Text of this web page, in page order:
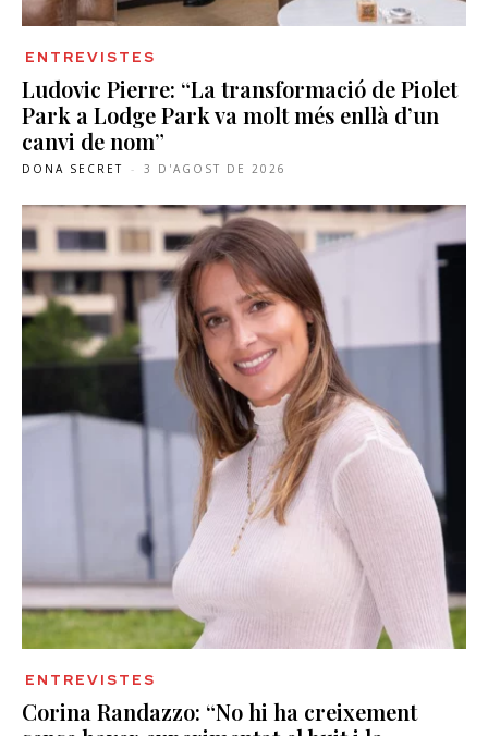
ENTREVISTES
Ludovic Pierre: “La transformació de Piolet
Park a Lodge Park va molt més enllà d’un
canvi de nom”
DONA SECRET - 3 D'AGOST DE 2026
ENTREVISTES
Corina Randazzo: “No hi ha creixement